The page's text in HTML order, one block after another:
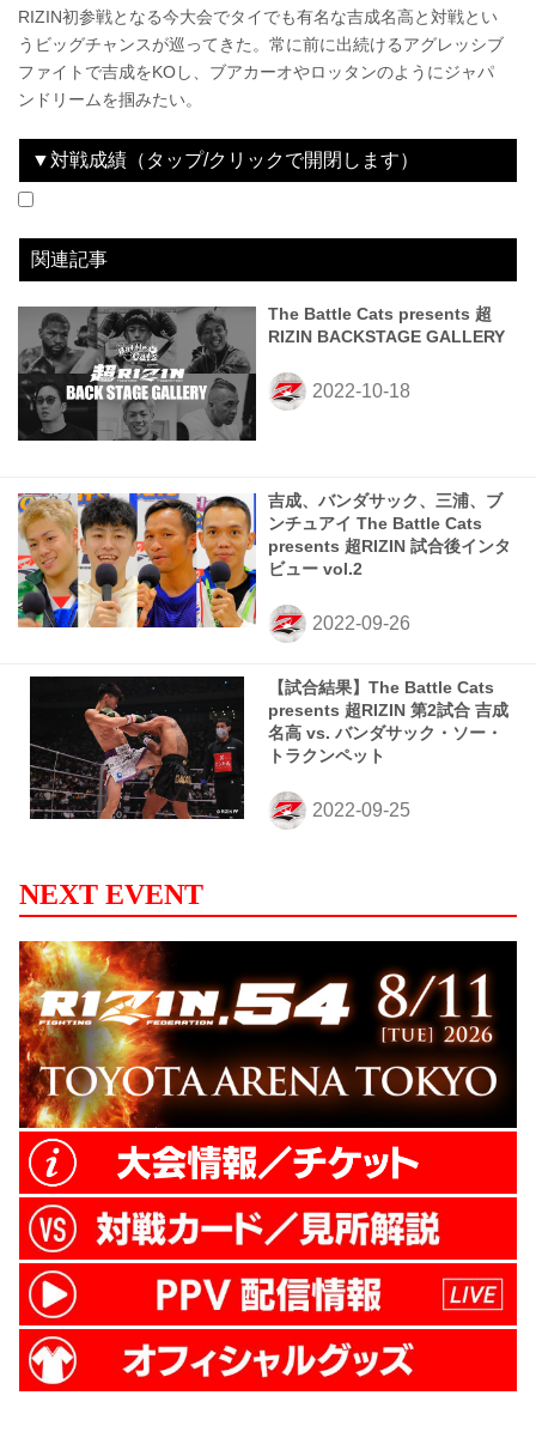
RIZIN初参戦となる今大会でタイでも有名な吉成名高と対戦とい
うビッグチャンスが巡ってきた。常に前に出続けるアグレッシブ
ファイトで吉成をKOし、ブアカーオやロッタンのようにジャパ
ンドリームを掴みたい。
▼対戦成績（タップ/クリックで開閉します）
関連記事
The Battle Cats presents 超
RIZIN BACKSTAGE GALLERY
吉成、バンダサック、三浦、ブ
ンチュアイ The Battle Cats
presents 超RIZIN 試合後インタ
ビュー vol.2
【試合結果】The Battle Cats
presents 超RIZIN 第2試合 吉成
名高 vs. バンダサック・ソー・
トラクンペット
NEXT EVENT